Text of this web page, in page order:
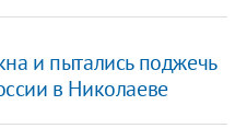
и пытались поджечь
в Николаеве